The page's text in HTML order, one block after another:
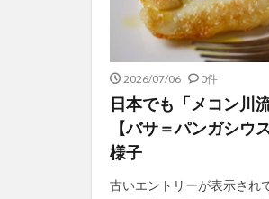
2026/07/06 0件
日本でも「メコン川
【バサ＝パンガシウ
様子
古いエントリーが表示され